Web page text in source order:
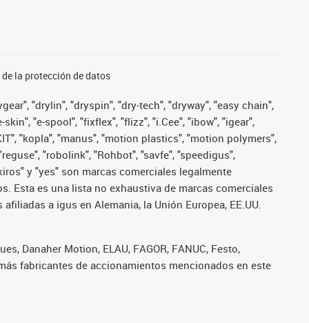
la protección de datos
"drylin", "dryspin", "dry-tech", "dryway", "easy chain",
"e-spool", "fixflex", "flizz", "i.Cee", "ibow", "igear",
"kopla", "manus", "motion plastics", "motion polymers",
"robolink", "Rohbot", "savfe", "speedigus",
y "yes" son marcas comerciales legalmente
Esta es una lista no exhaustiva de marcas comerciales
a igus en Alemania, la Unión Europea, EE.UU.
Danaher Motion, ELAU, FAGOR, FANUC, Festo,
fabricantes de accionamientos mencionados en este